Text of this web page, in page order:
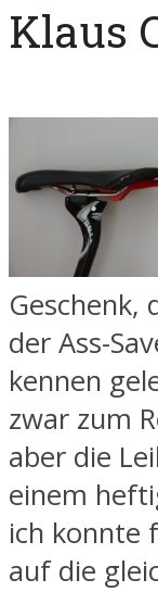
Klaus
Geschenk,
der Ass-
kennen
zwar zum
aber die
einem
ich konnte
auf die